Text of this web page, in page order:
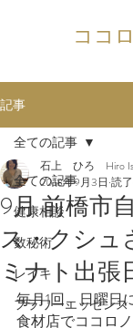
ココ
記事
全ての記事
健康相談
数秘術
レイキ
フラワーエッセンス
全ての記事
9月 前橋市
ス・クシュ
ミナト出張
石上 ひろ Hiro
2018年9月3日 読
毎月1回、日曜日
食材店でココロ